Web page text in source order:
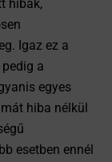
hibák,
Igaz ez a
a
egyes
hiba nélkül
esetben ennél